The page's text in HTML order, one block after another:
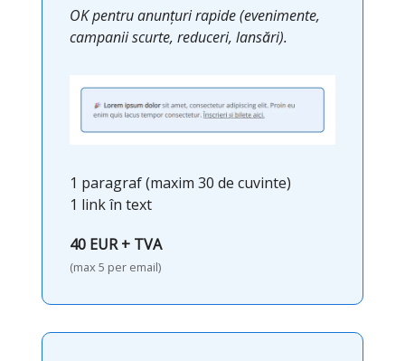
OK pentru anunțuri rapide (evenimente,
campanii scurte, reduceri, lansări).
1 paragraf (maxim 30 de cuvinte)
1 link în text
40 EUR + TVA
(max 5 per email)